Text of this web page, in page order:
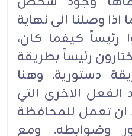
اذا وصلنا الى نهاية
رئيساً كيفما كان،
رئيساً بطريقة
دستورية. وهنا
الاخرى التي
ان تعمل للمحافظة
وضوابطه. ومع